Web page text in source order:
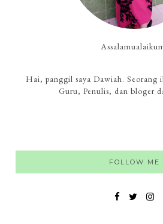
Hai, panggil saya Dawiah. Seorang
Guru, Penulis, dan bloger
FOLLOW ME